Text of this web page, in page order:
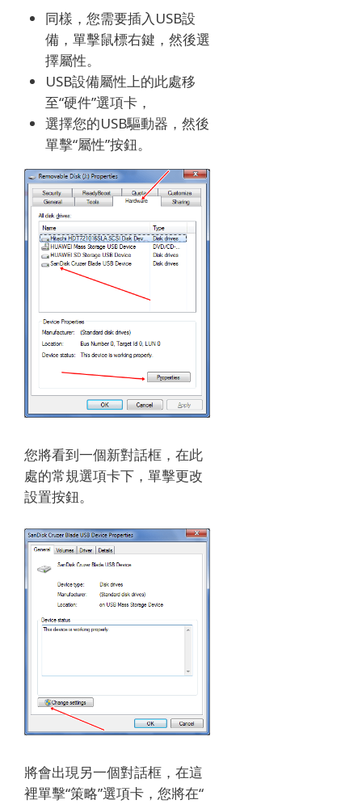
同樣，您需要插入USB設
備，單擊鼠標右鍵，然後選
擇屬性。
USB設備屬性上的此處移
至“硬件”選項卡，
選擇您的USB驅動器，然後
單擊“屬性”按鈕。
您將看到一個新對話框，在此
處的常規選項卡下，單擊更改
設置按鈕。
將會出現另一個對話框，在這
裡單擊“策略”選項卡，您將在“